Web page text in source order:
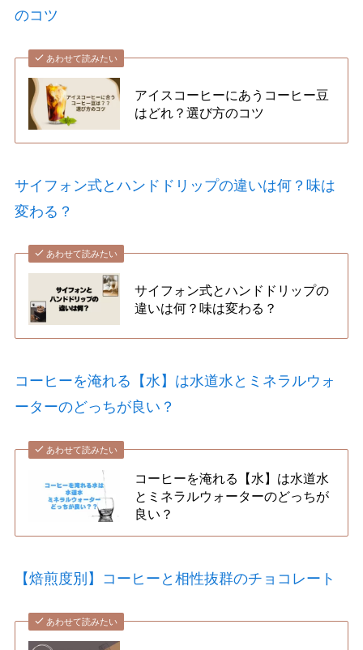
のコツ
あわせて読みたい
アイスコーヒーにあうコーヒー豆
はどれ？選び方のコツ
サイフォン式とハンドドリップの違いは何？味は
変わる？
あわせて読みたい
サイフォン式とハンドドリップの
違いは何？味は変わる？
コーヒーを淹れる【水】は水道水とミネラルウォ
ーターのどっちが良い？
あわせて読みたい
コーヒーを淹れる【水】は水道水
とミネラルウォーターのどっちが
良い？
【焙煎度別】コーヒーと相性抜群のチョコレート
あわせて読みたい